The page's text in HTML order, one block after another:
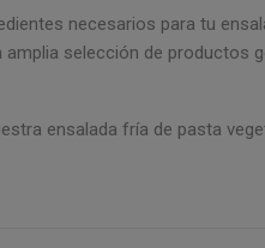
necesarios para tu
selección de
ensalada fría de pasta